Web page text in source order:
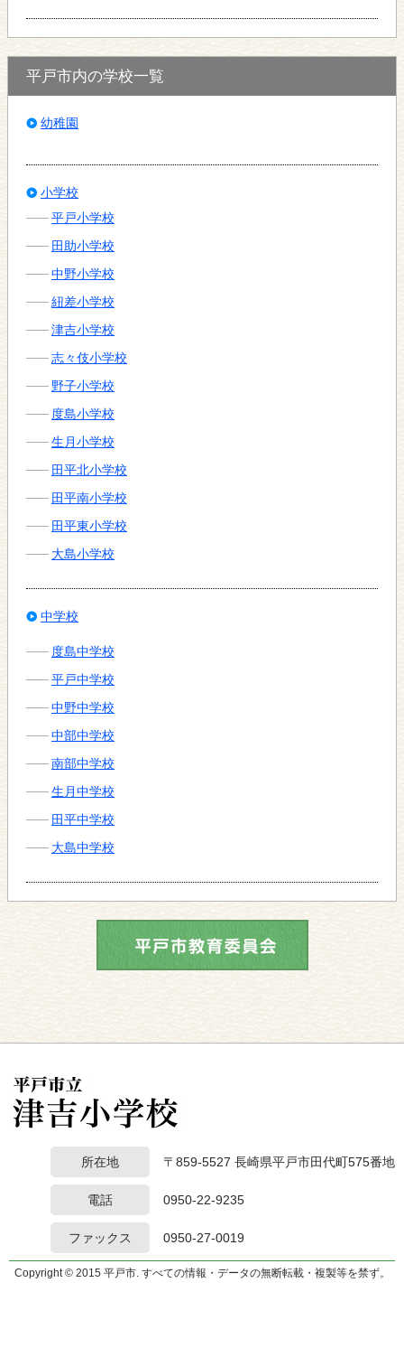
平戸市内の学校一覧
幼稚園
小学校
平戸小学校
田助小学校
中野小学校
紐差小学校
津吉小学校
志々伎小学校
野子小学校
度島小学校
生月小学校
田平北小学校
田平南小学校
田平東小学校
大島小学校
中学校
度島中学校
平戸中学校
中野中学校
中部中学校
南部中学校
生月中学校
田平中学校
大島中学校
所在地 〒859-5527 長崎県平戸市田代町575番地
電話 0950-22-9235
ファックス 0950-27-0019
Copyright © 2015 平戸市. すべての情報・データの無断転載・複製等を禁ず。